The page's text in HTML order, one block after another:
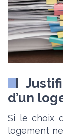
d’un
Si le choix
logement